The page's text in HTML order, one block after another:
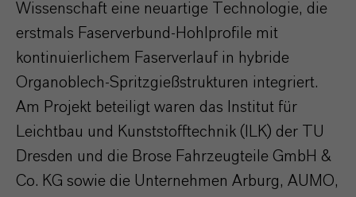
Wissenschaft eine neuartige Technologie, die
erstmals Faserverbund-Hohlprofile mit
kontinuierlichem Faserverlauf in hybride
Organoblech-Spritzgießstrukturen integriert.
Am Projekt beteiligt waren das Institut für
Leichtbau und Kunststofftechnik (ILK) der TU
Dresden und die Brose Fahrzeugteile GmbH &
Co. KG sowie die Unternehmen Arburg, AUMO,